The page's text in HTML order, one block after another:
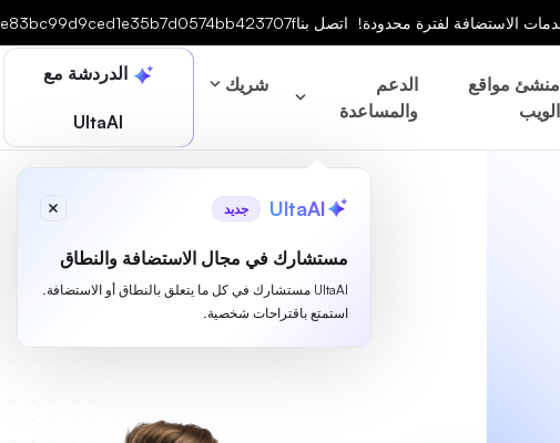
اتصل بناe83bc99d9ced1e35b7d0574bb423707f
منشئ مواقع
الويب
الدعم
والمساعدة
شريك الدردشة مع
UltaAI
UltaAI جديد
مستشارك في مجال الاستضافة والنطاق
UltaAI مستشارك في كل ما يتعلق بالنطاق أو الاستضافة.
استمتع باقتراحات شخصية.